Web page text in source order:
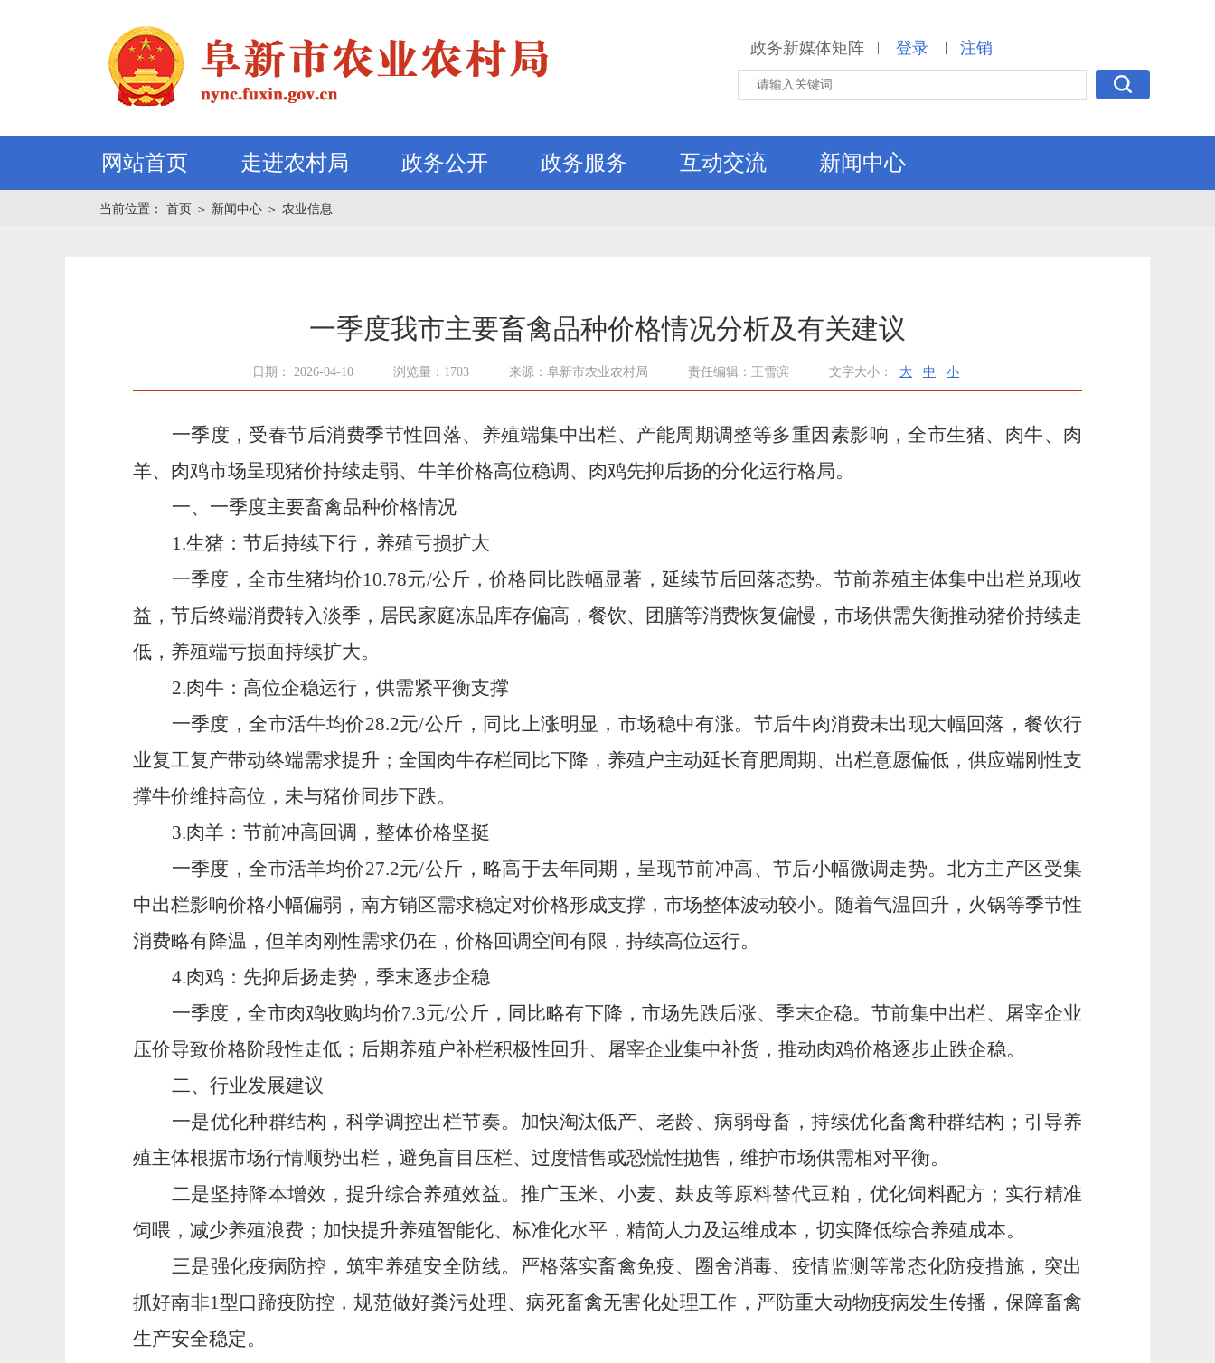
政务新媒体矩阵 | 登录 | 注销
网站首页 走进农村局 政务公开 政务服务 互动交流 新闻中心
当前位置： 首页 ＞ 新闻中心 ＞ 农业信息
一季度我市主要畜禽品种价格情况分析及有关建议
日期： 2026-04-10 浏览量：1703 来源：阜新市农业农村局 责任编辑：王雪滨 文字大小： 大 中 小
一季度，受春节后消费季节性回落、养殖端集中出栏、产能周期调整等多重因素影响，全市生猪、肉牛、肉
羊、肉鸡市场呈现猪价持续走弱、牛羊价格高位稳调、肉鸡先抑后扬的分化运行格局。
一、一季度主要畜禽品种价格情况
1.生猪： 节后持续下行，养殖亏损扩大
一季度，全市生猪均价10.78元/公斤，价格同比跌幅显著，延续节后回落态势。节前养殖主体集中出栏兑现收
益，节后终端消费转入淡季，居民家庭冻品库存偏高，餐饮、团膳等消费恢复偏慢，市场供需失衡推动猪价持续走
低，养殖端亏损面持续扩大。
2.肉牛 ： 高位企稳运行，供需紧平衡支撑
一季度，全市活牛均价28.2元/公斤，同比上涨明显，市场稳中有涨。节后牛肉消费未出现大幅回落，餐饮行
业复工复产带动终端需求提升；全国肉牛存栏同比下降，养殖户主动延长育肥周期、出栏意愿偏低，供应端刚性支
撑牛价维持高位，未与猪价同步下跌。
3.肉羊：节前冲高回调，整体价格坚挺
一季度，全市活羊均价27.2元/公斤，略高于去年同期，呈现节前冲高、节后小幅微调走势。北方主产区受集
中出栏影响价格小幅偏弱，南方销区需求稳定对价格形成支撑，市场整体波动较小。随着气温回升，火锅等季节性
消费略有降温，但羊肉刚性需求仍在，价格回调空间有限，持续高位运行。
4.肉鸡：先抑后扬走势，季末逐步企稳
一季度，全市肉鸡收购均价7.3元/公斤，同比略有下降，市场先跌后涨、季末企稳。节前集中出栏、屠宰企业
压价导致价格阶段性走低；后期养殖户补栏积极性回升、屠宰企业集中补货，推动肉鸡价格逐步止跌企稳。
二、行业发展建议
一是优化种群结构，科学调控出栏节奏。 加快淘汰低产、老龄、病弱母畜，持续优化畜禽种群结构；引导养
殖主体根据市场行情顺势出栏，避免盲目压栏、过度惜售或恐慌性抛售，维护市场供需相对平衡。
二是坚持降本增效，提升综合养殖效益。 推广玉米、小麦、麸皮等原料替代豆粕，优化饲料配方；实行精准
饲喂，减少养殖浪费；加快提升养殖智能化、标准化水平，精简人力及运维成本，切实降低综合养殖成本。
三是强化疫病防控，筑牢养殖安全防线。 严格落实畜禽免疫、圈舍消毒、疫情监测等常态化防疫措施，突出
抓好南非1型口蹄疫防控，规范做好粪污处理、病死畜禽无害化处理工作，严防重大动物疫病发生传播，保障畜禽
生产安全稳定。